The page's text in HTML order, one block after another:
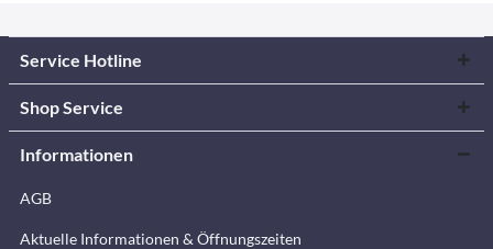
Service Hotline
Shop Service
Informationen
AGB
Aktuelle Informationen & Öffnungszeiten